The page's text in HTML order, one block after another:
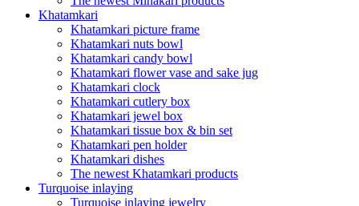
Khatamkari
Khatamkari picture frame
Khatamkari nuts bowl
Khatamkari candy bowl
Khatamkari flower vase and sake jug
Khatamkari clock
Khatamkari cutlery box
Khatamkari jewel box
Khatamkari tissue box & bin set
Khatamkari pen holder
Khatamkari dishes
The newest Khatamkari products
Turquoise inlaying
Turquoise inlaying jewelry